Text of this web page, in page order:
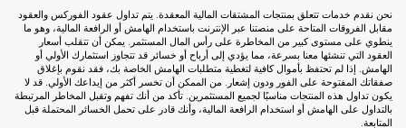
نحن نقدم خدمات تتعلق بمنتجات المشتقات المالية المعقدة. يتم تداول عقود الفوركس والعقود
مقابل الفروقات المتاحة على منصتنا عبر الإنترنت باستخدام الهامش أو الرافعة المالية، وهو ما
ينطوي على مستوى كبير من المخاطرة على رأس المال المستثمر. يمكن أن تتقلب أسعار
العقود التي تنشئها معنا بسرعة، مما يؤدي إلى أرباح أو خسائر قد تتجاوز استثمارك الأولي أو
الهامش. إذا لم تحتفظ بأموال كافية لتغطية متطلبات الهامش الخاصة بك، فقد نقوم بإغلاق
صفقاتك المفتوحة على الفور ودون إشعار. من الممكن أن تخسر أكثر من إيداعك الأولي. قد لا
يكون تداول هذه المنتجات مناسبًا لجميع المستثمرين. تأكد من أنك تفهم وتقبل المخاطر المرتبطة
بالتداول على الهامش أو استخدام الرافعة المالية، وأنك قادر على تحمل الخسائر المحتملة قبل
المتابعة.